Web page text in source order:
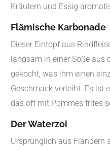
Kräutern und Essig
Flämische Karbonade
Dieser Eintopf aus
langsam in einer Soße aus
gekocht, was ihm einen
Geschmack verleiht. Es ist
das oft mit Pommes frites
Der Waterzoi
Ursprünglich aus Flandern